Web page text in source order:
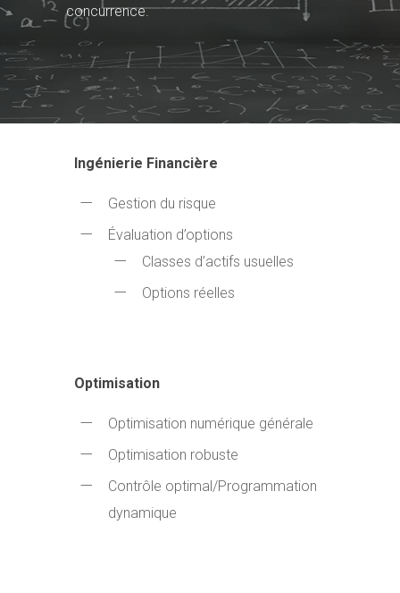
concurrence.
Ingénierie Financière
Gestion du risque
Évaluation d’options
Classes d’actifs usuelles
Options réelles
Optimisation
Optimisation numérique générale
Optimisation robuste
Contrôle optimal/Programmation
dynamique